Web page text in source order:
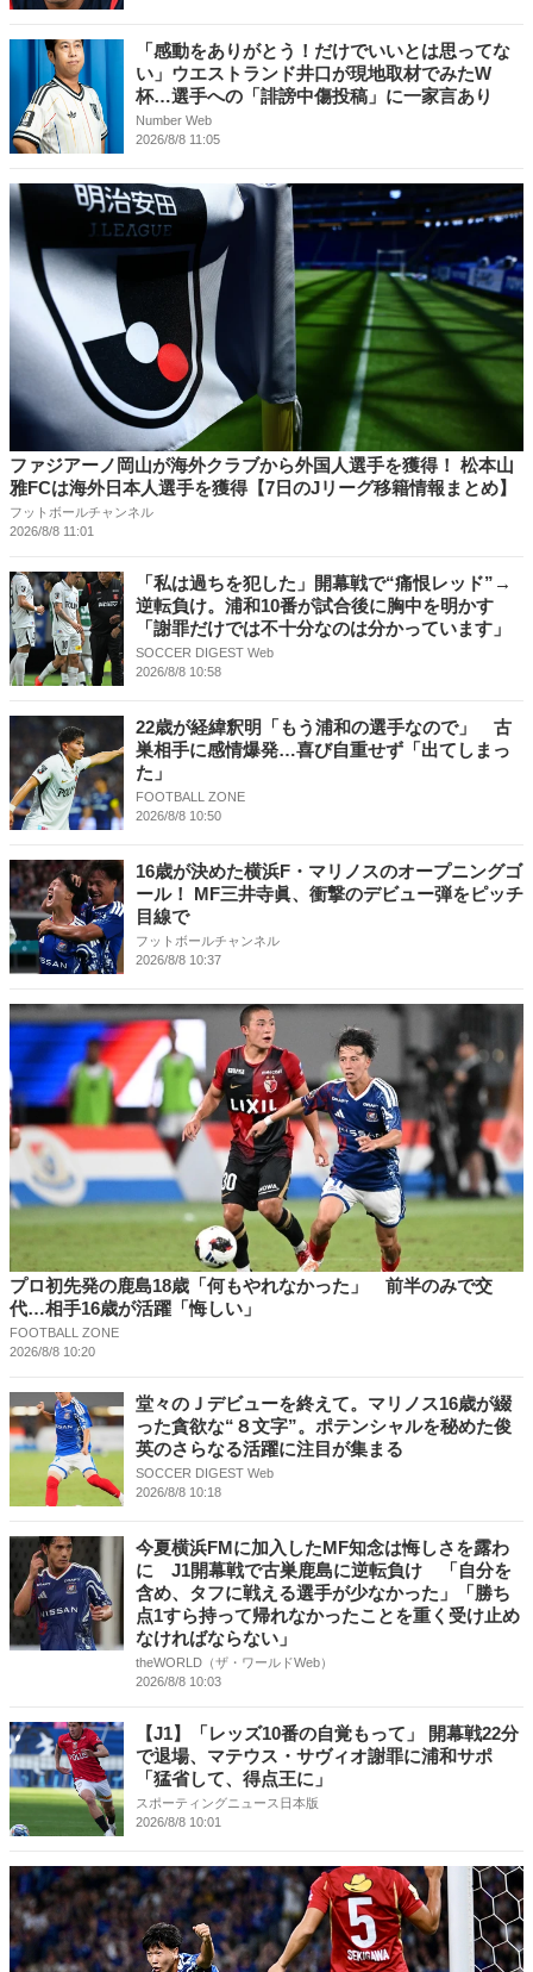
「感動をありがとう！だけでいいとは思ってな
い」ウエストランド井口が現地取材でみたW
杯…選手への「誹謗中傷投稿」に一家言あり
Number Web
2026/8/8 11:05
ファジアーノ岡山が海外クラブから外国人選手を獲得！ 松本山
雅FCは海外日本人選手を獲得【7日のJリーグ移籍情報まとめ】
フットボールチャンネル
2026/8/8 11:01
「私は過ちを犯した」開幕戦で“痛恨レッド”→
逆転負け。浦和10番が試合後に胸中を明かす
「謝罪だけでは不十分なのは分かっています」
SOCCER DIGEST Web
2026/8/8 10:58
22歳が経緯釈明「もう浦和の選手なので」 古
巣相手に感情爆発…喜び自重せず「出てしまっ
た」
FOOTBALL ZONE
2026/8/8 10:50
16歳が決めた横浜F・マリノスのオープニングゴ
ール！ MF三井寺眞、衝撃のデビュー弾をピッチ
目線で
フットボールチャンネル
2026/8/8 10:37
プロ初先発の鹿島18歳「何もやれなかった」 前半のみで交
代…相手16歳が活躍「悔しい」
FOOTBALL ZONE
2026/8/8 10:20
堂々のＪデビューを終えて。マリノス16歳が綴
った貪欲な“８文字”。ポテンシャルを秘めた俊
英のさらなる活躍に注目が集まる
SOCCER DIGEST Web
2026/8/8 10:18
今夏横浜FMに加入したMF知念は悔しさを露わ
に J1開幕戦で古巣鹿島に逆転負け 「自分を
含め、タフに戦える選手が少なかった」「勝ち
点1すら持って帰れなかったことを重く受け止め
なければならない」
theWORLD（ザ・ワールドWeb）
2026/8/8 10:03
【J1】「レッズ10番の自覚もって」 開幕戦22分
で退場、マテウス・サヴィオ謝罪に浦和サポ
「猛省して、得点王に」
スポーティングニュース日本版
2026/8/8 10:01